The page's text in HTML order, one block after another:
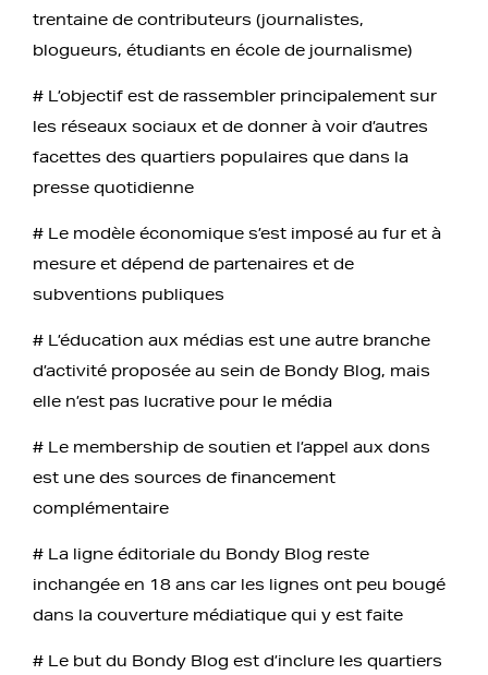
trentaine de contributeurs (journalistes,
blogueurs, étudiants en école de journalisme)
# L’objectif est de rassembler principalement sur
les réseaux sociaux et de donner à voir d’autres
facettes des quartiers populaires que dans la
presse quotidienne
# Le modèle économique s’est imposé au fur et à
mesure et dépend de partenaires et de
subventions publiques
# L’éducation aux médias est une autre branche
d’activité proposée au sein de Bondy Blog, mais
elle n’est pas lucrative pour le média
# Le membership de soutien et l’appel aux dons
est une des sources de financement
complémentaire
# La ligne éditoriale du Bondy Blog reste
inchangée en 18 ans car les lignes ont peu bougé
dans la couverture médiatique qui y est faite
# Le but du Bondy Blog est d’inclure les quartiers